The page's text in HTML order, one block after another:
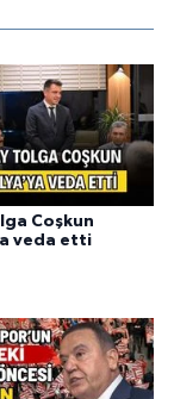
Coşkun
veda etti